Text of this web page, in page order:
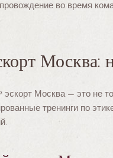
во время
Москва:
эскорт Москва — это не
тренинги по